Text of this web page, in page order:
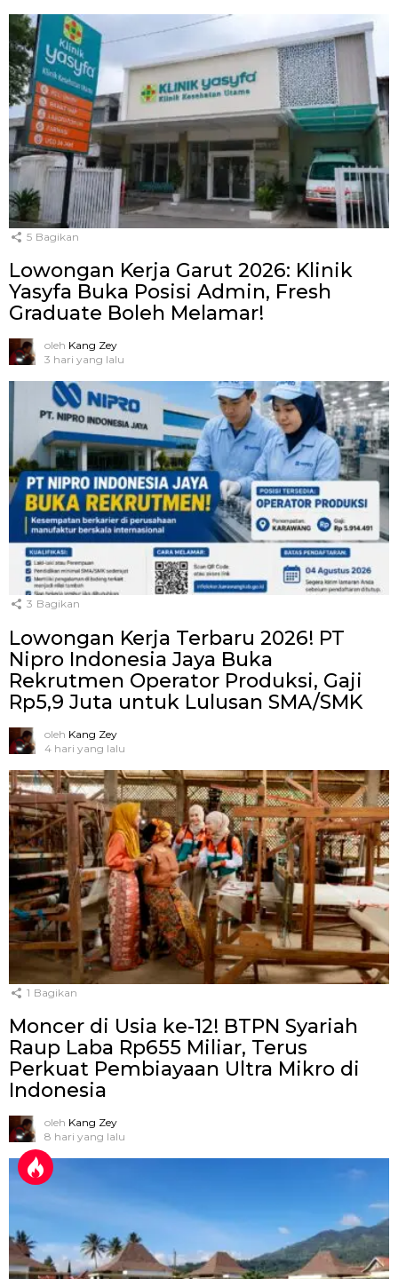
5 Bagikan
Lowongan Kerja Garut 2026: Klinik
Yasyfa Buka Posisi Admin, Fresh
Graduate Boleh Melamar!
oleh Kang Zey
3 hari yang lalu
3 Bagikan
Lowongan Kerja Terbaru 2026! PT
Nipro Indonesia Jaya Buka
Rekrutmen Operator Produksi, Gaji
Rp5,9 Juta untuk Lulusan SMA/SMK
oleh Kang Zey
4 hari yang lalu
1 Bagikan
Moncer di Usia ke-12! BTPN Syariah
Raup Laba Rp655 Miliar, Terus
Perkuat Pembiayaan Ultra Mikro di
Indonesia
oleh Kang Zey
8 hari yang lalu